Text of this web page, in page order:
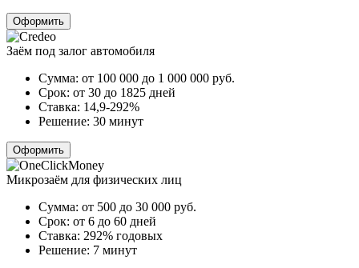
Оформить
Заём под залог автомобиля
Сумма: от 100 000 до 1 000 000 руб.
Срок: от 30 до 1825 дней
Ставка: 14,9-292%
Решение: 30 минут
Оформить
Микрозаём для физических лиц
Сумма: от 500 до 30 000 руб.
Срок: от 6 до 60 дней
Ставка: 292% годовых
Решение: 7 минут